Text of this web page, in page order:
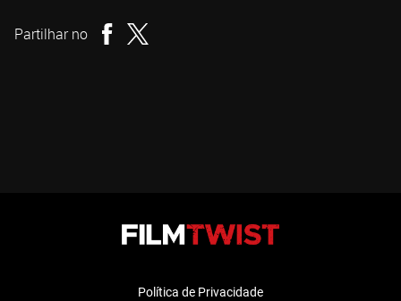
Partilhar no
Política de Privacidade